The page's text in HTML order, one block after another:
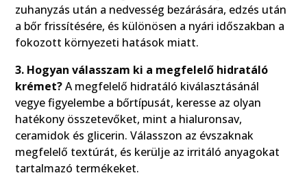
zuhanyzás után a nedvesség bezárására, edzés után
a bőr frissítésére, és különösen a nyári időszakban a
fokozott környezeti hatások miatt.
3. Hogyan válasszam ki a megfelelő hidratáló
krémet?A megfelelő hidratáló kiválasztásánál
vegye figyelembe a bőrtípusát, keresse az olyan
hatékony összetevőket, mint a hialuronsav,
ceramidok és glicerin. Válasszon az évszaknak
megfelelő textúrát, és kerülje az irritáló anyagokat
tartalmazó termékeket.